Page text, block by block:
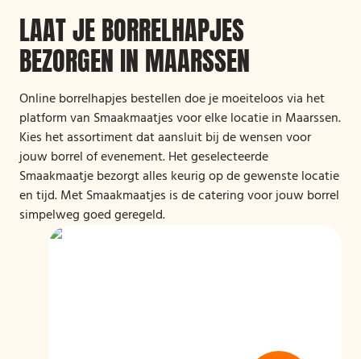
LAAT JE BORRELHAPJES
BEZORGEN IN MAARSSEN
Online borrelhapjes bestellen doe je moeiteloos via het
platform van Smaakmaatjes voor elke locatie in Maarssen.
Kies het assortiment dat aansluit bij de wensen voor
jouw borrel of evenement. Het geselecteerde
Smaakmaatje bezorgt alles keurig op de gewenste locatie
en tijd. Met Smaakmaatjes is de catering voor jouw borrel
simpelweg goed geregeld.